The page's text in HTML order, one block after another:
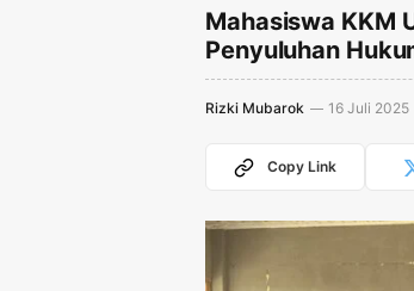
Mahasiswa KKM
Penyuluhan
Rizki Mubarok 16 Juli 2025
Copy Link